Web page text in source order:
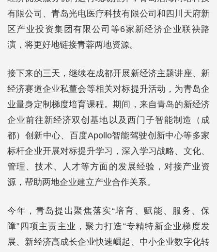
有限公司、青岛光电医疗科技有限公司和四川天府新
区产业投资集团有限公司等6家新经济企业联袂路
演，将更好地链接青蓉两地资源。
接下来的三天，继续在成都开展新经济主题讲座、新
经济赛道企业私董会等相关对标提升活动，为青岛企
业量身定制梯度培育课程。期间，来自青岛的新经济
企业前往新经济双创基地以及西门子智能制造（成
都）创新中心、百度Apollo智能驾驶创新中心等多家
标杆企业开展对标提升学习，深入学习战略、文化、
管理、技术、人才等方面的发展经验，对接产业资
源，帮助两地企业建立产业合作关系。
今年，青岛提出聚焦落实“培育、赋能、服务、保
障”四项主责主业，聚力打造“专精特新企业梯度发
展、新经济高成长企业快速崛起、中小企业数字化转